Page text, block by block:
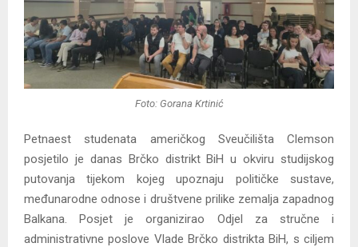
Foto: Gorana Krtinić
Petnaest studenata američkog Sveučilišta Clemson
posjetilo je danas Brčko distrikt BiH u okviru studijskog
putovanja tijekom kojeg upoznaju političke sustave,
međunarodne odnose i društvene prilike zemalja zapadnog
Balkana. Posjet je organizirao Odjel za stručne i
administrativne poslove Vlade Brčko distrikta BiH, s ciljem